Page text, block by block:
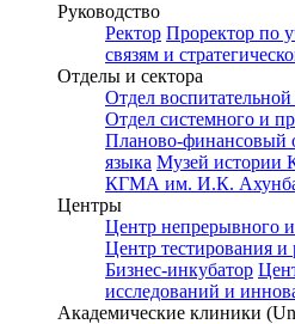
Руководство
Ректор Проректор по
связям и
Отделы и сектора
Отдел
Отдел системного и
Планово-финансовый
языка Музей истории
КГМА им. И.К.
Центры
Центр непрерывного
Центр тестирования и
Бизнес-инкубатор
исследований и
Академические клиники